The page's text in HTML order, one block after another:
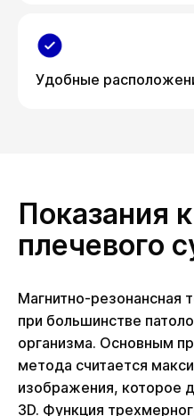
Удобные
Показания
плечевого
Магнитно-резонансная
при большинстве
организма. Основным
метода считается
изображения, которое
3D. Функция